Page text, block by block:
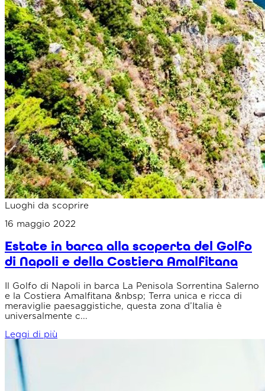
Luoghi da scoprire
16 maggio 2022
Estate in barca alla scoperta del Golfo
di Napoli e della Costiera Amalfitana
Il Golfo di Napoli in barca La Penisola Sorrentina Salerno
e la Costiera Amalfitana &nbsp; Terra unica e ricca di
meraviglie paesaggistiche, questa zona d’Italia è
universalmente c...
Leggi di più